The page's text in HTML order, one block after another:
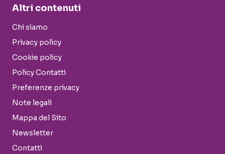
Altri contenuti
Chi siamo
Privacy policy
Cookie policy
Policy Contatti
Preferenze privacy
Note legali
Mappa del Sito
Newsletter
Contatti